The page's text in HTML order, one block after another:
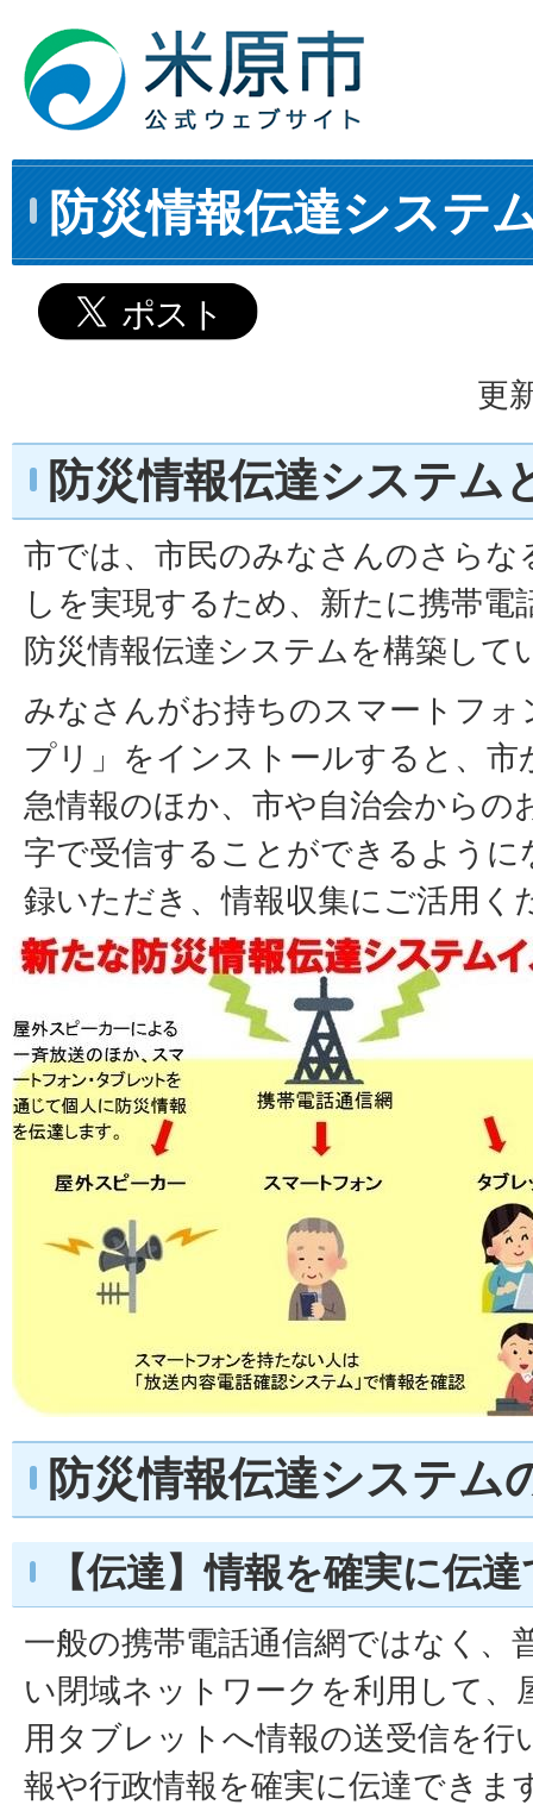
防災情報伝達システ
更
防災情報伝達システム
市では、市民のみなさんのさらな
しを実現するため、新たに携帯電
防災情報伝達システムを構築して
みなさんがお持ちのスマートフォ
プリ」をインストールすると、市
急情報のほか、市や自治会からの
字で受信することができるよう
録いただき、情報収集にご活用く
防災情報伝達システム
【伝達】情報を確実に伝
一般の携帯電話通信網ではなく、
い閉域ネットワークを利用して、
用タブレットへ情報の送受信を行
報や行政情報を確実に伝達できま